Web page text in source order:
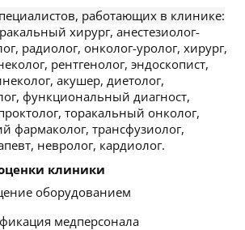
работающих в клинике:
хирург, анестезиолог-
радиолог, онколог-уролог, хирург,
рентгенолог, эндоскопист,
акушер, диетолог,
функциональный диагност,
торакальный онколог,
фармаколог, трансфузиолог,
невролог, кардиолог.
клиники
оборудованием
медперсонала